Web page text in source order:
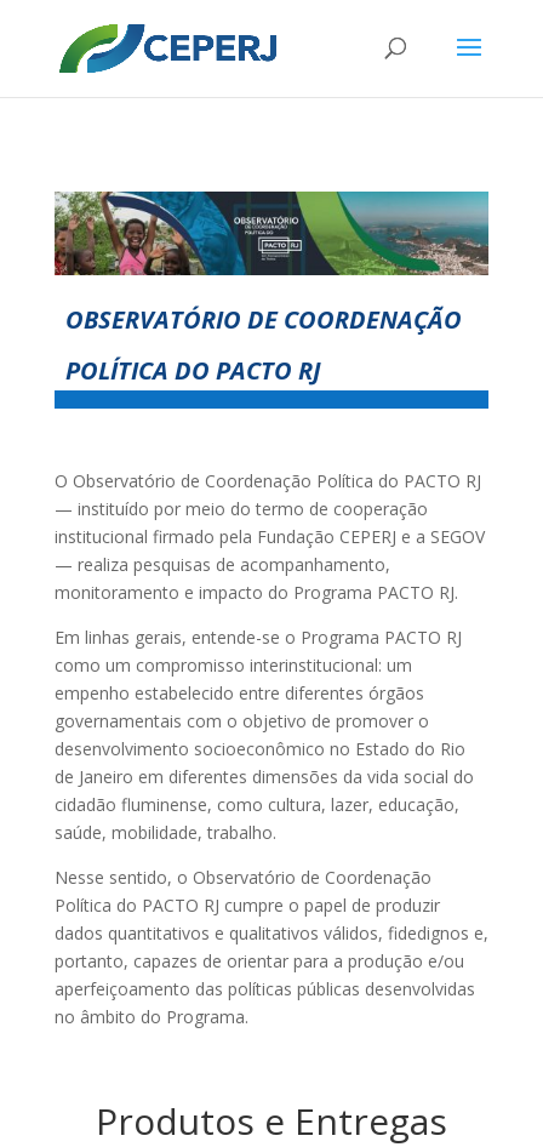
OBSERVATÓRIO DE COORDENAÇÃO
POLÍTICA DO PACTO RJ
O Observatório de Coordenação Política do PACTO RJ
— instituído por meio do termo de cooperação
institucional firmado pela Fundação CEPERJ e a SEGOV
— realiza pesquisas de acompanhamento,
monitoramento e impacto do Programa PACTO RJ.
Em linhas gerais, entende-se o Programa PACTO RJ
como um compromisso interinstitucional: um
empenho estabelecido entre diferentes órgãos
governamentais com o objetivo de promover o
desenvolvimento socioeconômico no Estado do Rio
de Janeiro em diferentes dimensões da vida social do
cidadão fluminense, como cultura, lazer, educação,
saúde, mobilidade, trabalho.
Nesse sentido, o Observatório de Coordenação
Política do PACTO RJ cumpre o papel de produzir
dados quantitativos e qualitativos válidos, fidedignos e,
portanto, capazes de orientar para a produção e/ou
aperfeiçoamento das políticas públicas desenvolvidas
no âmbito do Programa.
Produtos e Entregas